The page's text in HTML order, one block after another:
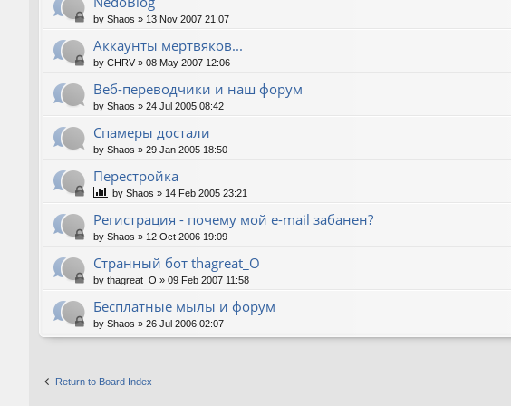
by Shaos » 13 Nov 2007 21:07
Аккаунты мертвяков...
by CHRV » 08 May 2007 12:06
Веб-переводчики и наш форум
by Shaos » 24 Jul 2005 08:42
Спамеры достали
by Shaos » 29 Jan 2005 18:50
Перестройка
by Shaos » 14 Feb 2005 23:21
Регистрация - почему мой e-mail забанен?
by Shaos » 12 Oct 2006 19:09
Странный бот thagreat_O
by thagreat_O » 09 Feb 2007 11:58
Бесплатные мылы и форум
by Shaos » 26 Jul 2006 02:07
Return to Board Index